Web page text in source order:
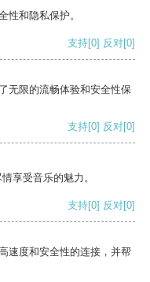
性和隐私保护。
支持[0] 反对[0]
无限的流畅体验和安全性保
支持[0] 反对[0]
享受音乐的魅力。
支持[0] 反对[0]
速度和安全性的连接，并帮